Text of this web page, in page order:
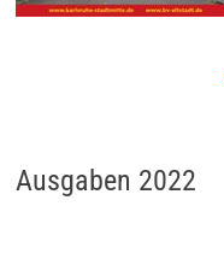
Ausgaben 2022